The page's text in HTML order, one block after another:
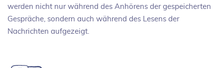
werden nicht nur während des Anhörens der gespeicherten
Gespräche, sondern auch während des Lesens der
Nachrichten aufgezeigt.